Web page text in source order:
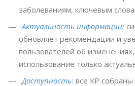
заболеваниям, ключевым
Актуальность информации:
обновляет рекомендации и
пользователей об
использование только
Доступность: все КР